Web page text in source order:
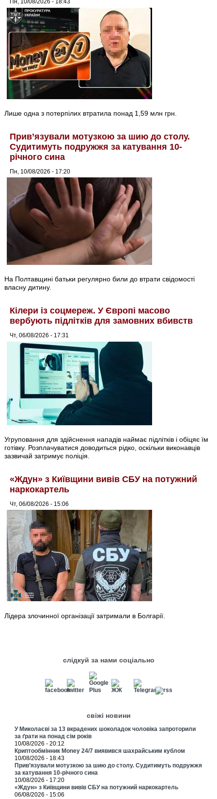
Пн, 10/08/2026 - 18:43
Лише одна з потерпілих втратила понад 1,59 млн грн.
Прив’язували мотузкою за шию до столу.
Судитимуть подружжя за катування 10-
річного сина
Пн, 10/08/2026 - 17:20
На Полтавщині батьки регулярно били до втрати свідомості
власну дитину.
Кілери із соцмереж. У Європі масово
вербують підлітків для замовних вбивств
Чт, 06/08/2026 - 17:31
Угруповання для здійснення нападів наймає підлітків і обіцяє їм
готівку. Розплачуватися доводиться рідко, оскільки виконавців
зазвичай затримує поліція.
«Ждун» з Київщини вивів СБУ на потужний
наркокартель
Чт, 06/08/2026 - 15:06
Лідера злочинної організації затримали в Болгарії.
слідкуй за нами соціально
свіжі новини
У Миколаєві за 13 вкрадених шоколадок чоловіка запроторили
за ґрати на понад сім років
10/08/2026 - 20:12
Криптообмінник Money 24/7 виявився шахрайським кублом
10/08/2026 - 18:43
Прив’язували мотузкою за шию до столу. Судитимуть подружжя
за катування 10-річного сина
10/08/2026 - 17:20
«Ждун» з Київщини вивів СБУ на потужний наркокартель
06/08/2026 - 15:06